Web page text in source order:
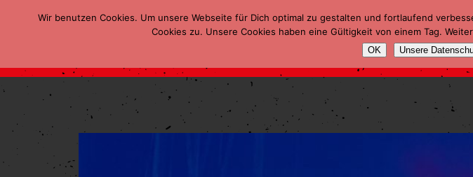
Wir benutzen Cookies. Um unsere Webseite für Dich optimal zu gestalten und fortlaufend
Cookies zu. Unsere Cookies haben eine Gültigkeit von einem Tag.
OK Unsere